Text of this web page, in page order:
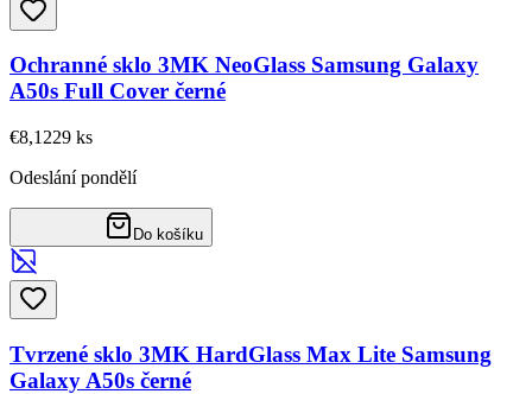
Ochranné sklo 3MK NeoGlass Samsung Galaxy
A50s Full Cover černé
€8,1229 ks
Odeslání pondělí
Do košíku
Tvrzené sklo 3MK HardGlass Max Lite Samsung
Galaxy A50s černé